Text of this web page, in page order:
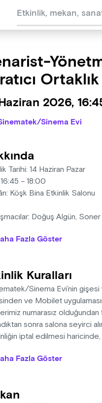
2026,
Sinema Evi
Tarihi: 14 Haziran Pazar
– 18:00
Köşk Bina Etkinlik Salonu
Doğuş Algün,
Fazla Göster
Kuralları
Sinema Evi’nin
ve Mobilet
numarasız
sonra salona seyirci
iptal edilmesi
kapsamında ortak
Fazla Göster